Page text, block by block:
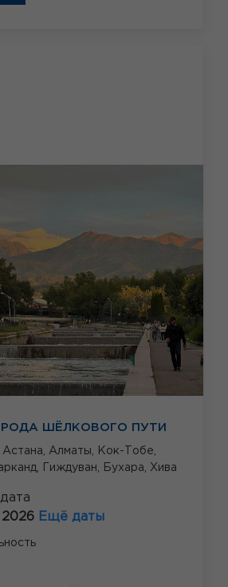
ШЁЛКОВОГО ПУТИ
Астана, Алматы,
Кок-Тобе,
Гиждуван, Бухара, Хива
2026 Ещё даты